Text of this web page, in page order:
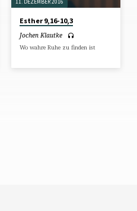
11. DEZEMBER 2016
Esther 9,16-10,3
Jochen Klautke
Wo wahre Ruhe zu finden ist